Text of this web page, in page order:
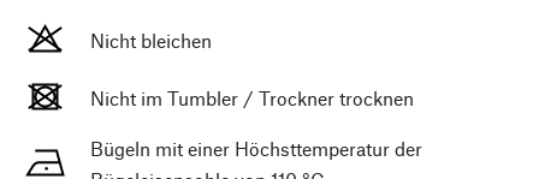
Nicht bleichen
Nicht im Tumbler / Trockner trocknen
Bügeln mit einer Höchsttemperatur der